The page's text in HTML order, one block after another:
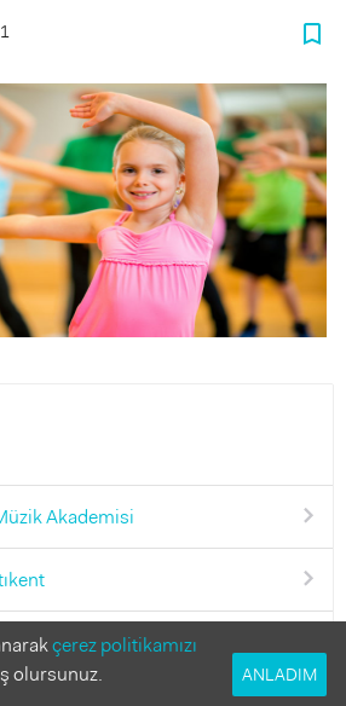
bookmark_border
Akademisi
çerez politikamızı
olursunuz.
ANLADIM